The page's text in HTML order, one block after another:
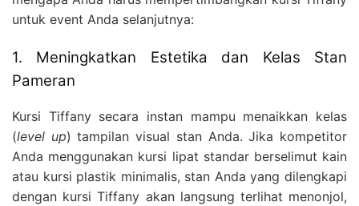
untuk event Anda selanjutnya:
1. Meningkatkan Estetika dan Kelas Stan
Pameran
Kursi Tiffany secara instan mampu menaikkan kelas
(level up) tampilan visual stan Anda. Jika kompetitor
Anda menggunakan kursi lipat standar berselimut kain
atau kursi plastik minimalis, stan Anda yang dilengkapi
dengan kursi Tiffany akan langsung terlihat menonjol,